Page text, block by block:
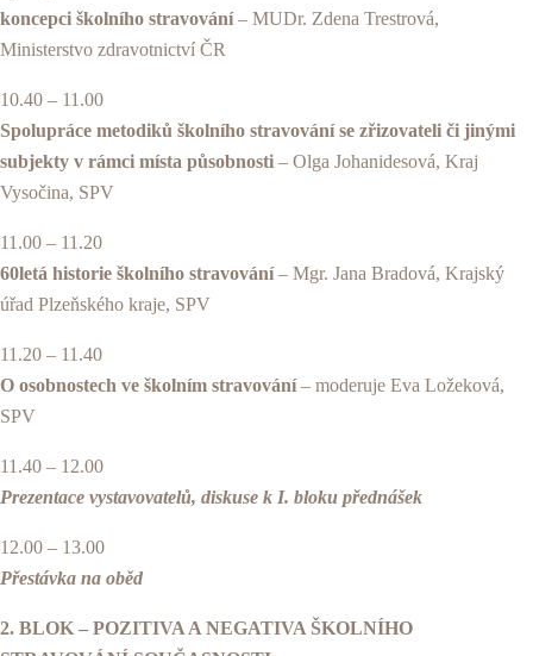
koncepci školního stravování– MUDr. Zdena Trestrová,
Ministerstvo zdravotnictví ČR
10.40 – 11.00
Spolupráce metodiků školního stravování se zřizovateli či jinými
subjekty v rámci místa působnosti – Olga Johanidesová, Kraj
Vysočina, SPV
11.00 – 11.20
60letá historie školního stravování– Mgr. Jana Bradová, Krajský
úřad Plzeňského kraje, SPV
11.20 – 11.40
O osobnostech ve školním stravování– moderuje Eva Ložeková,
SPV
11.40 – 12.00
Prezentace vystavovatelů, diskuse k I. bloku přednášek
12.00 – 13.00
Přestávka na oběd
2. BLOK – POZITIVA A NEGATIVA ŠKOLNÍHO